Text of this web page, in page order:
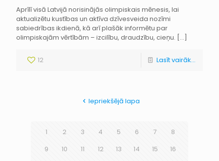
Aprīlī visā Latvijā norisinājās olimpiskais mēnesis, lai
aktualizētu kustības un aktīva dzīvesveida nozīmi
sabiedrības ikdienā, kā arī plašāk informētu par
olimpiskajām vērtībām – izcilību, draudzību, cieņu. […]
12 Lasīt vairāk...
Iepriekšējā lapa
1 2 3 4 5 6 7
8
9
10 11 12 13 14 15
16